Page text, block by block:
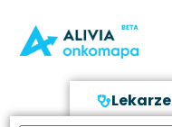
Lekarze